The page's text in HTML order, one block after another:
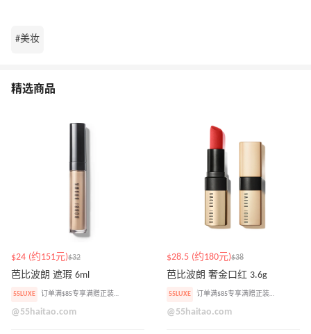
#美妆
精选商品
$24 (约151元)$32
芭比波朗 遮瑕 6ml
55LUXE 订单满$85专享满赠正装眼影盘
@55haitao.com
$28.5 (约180元)$38
芭比波朗 奢金口红 3.6g
55LUXE 订单满$85专享满赠正装眼影盘
@55haitao.com